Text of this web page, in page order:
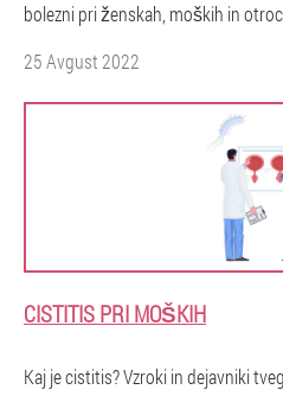
bolezni pri ženskah, moških in
25 Avgust 2022
CISTITIS PRI MOŠKIH
Kaj je cistitis? Vzroki in dejavniki